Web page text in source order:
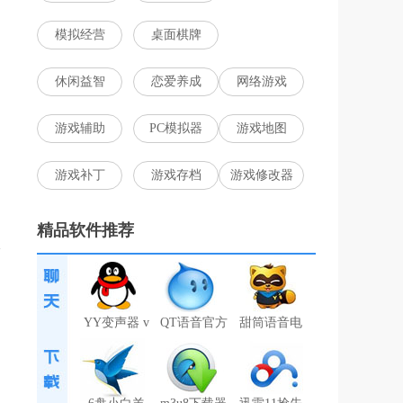
模拟经营 桌面棋牌
休闲益智 恋爱养成 网络游戏
游戏辅助 PC模拟器 游戏地图
游戏补丁 游戏存档 游戏修改器
精品软件推荐
YY变声器 v QT语音官方 甜筒语音电